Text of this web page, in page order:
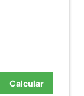
Calcular